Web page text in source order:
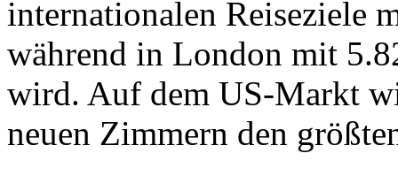
internationalen Reiseziele
während in London mit
wird. Auf dem US-Markt
neuen Zimmern den